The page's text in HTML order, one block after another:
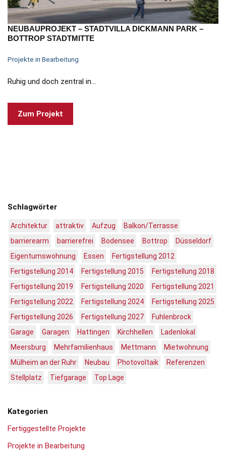
NEUBAUPROJEKT – STADTVILLA DICKMANN PARK –
BOTTROP STADTMITTE
Projekte in Bearbeitung
Ruhig und doch zentral in…
Zum Projekt
Schlagwörter
Architektur attraktiv Aufzug
Balkon/Terrasse
barrierearm
barrierefrei Bodensee Bottrop
Düsseldorf
Eigentumswohnung
Essen
Fertigstellung 2012
Fertigstellung 2014
Fertigstellung 2015
Fertigstellung 2018
Fertigstellung 2019
Fertigstellung 2020
Fertigstellung 2021
Fertigstellung 2022
Fertigstellung 2024
Fertigstellung 2025
Fertigstellung 2026
Fertigstellung 2027
Fuhlenbrock
Garage
Garagen Hattingen Kirchhellen
Ladenlokal
Meersburg
Mehrfamilienhaus Mettmann
Mietwohnung
Mülheim an der Ruhr
Neubau Photovoltaik
Referenzen
Stellplatz
Tiefgarage Top Lage
Kategorien
Fertiggestellte Projekte
Projekte in Bearbeitung